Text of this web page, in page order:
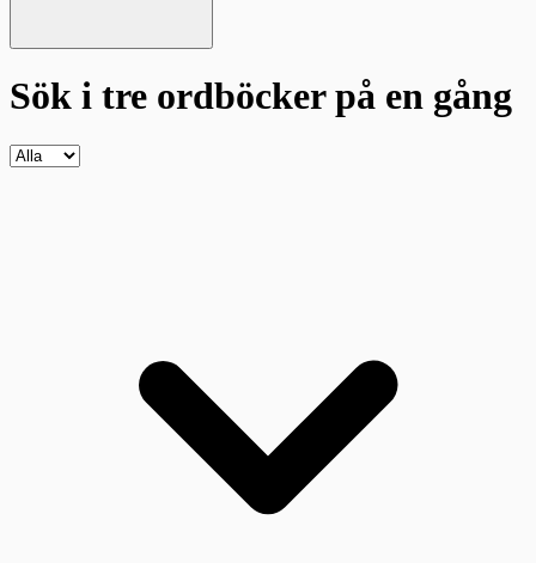
Sök i tre ordböckerpå en gång